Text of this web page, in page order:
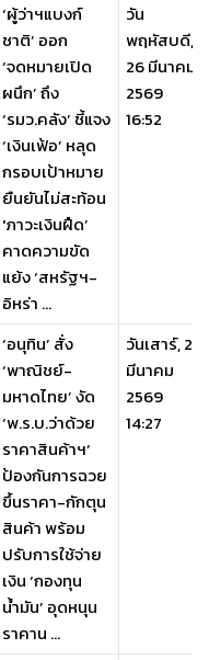
‘ผู้ว่าฯแบงก์
ชาติ’ ออก
‘จดหมายเปิด
ผนึก’ ถึง
‘รมว.คลัง’ ชี้แจง
‘เงินเฟ้อ’ หลุด
กรอบเป้าหมาย
ยืนยันไม่สะท้อน
'ภาวะเงินฝืด’
คาดความขัด
แย้ง ‘สหรัฐฯ-
อิหร่า ...
วัน
พฤหัสบดี,
26 มีนาคม
2569
16:52
‘อนุทิน’ สั่ง
‘พาณิชย์-
มหาดไทย’ งัด
‘พ.ร.บ.ว่าด้วย
ราคาสินค้าฯ’
ป้องกันการฉวย
ขึ้นราคา-กักตุน
สินค้า พร้อม
ปรับการใช้จ่าย
เงิน ‘กองทุน
น้ำมัน’ อุดหนุน
ราคาน ...
วันเสาร์, 21
มีนาคม
2569
14:27